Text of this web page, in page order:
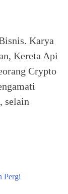
Karya
Kereta Api
Crypto
selain
Pergi